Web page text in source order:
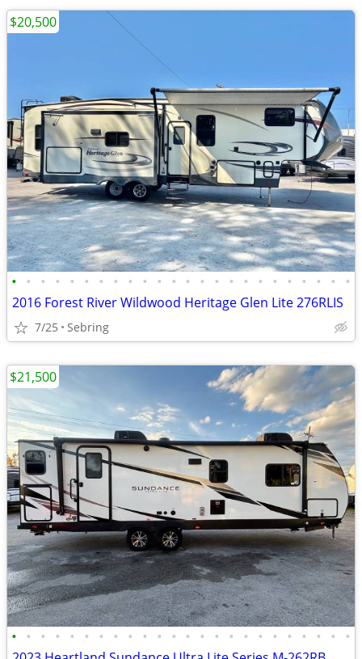
• • • • • • • • • • • • • • • • • • • • • • • •
2016 Forest River Wildwood Heritage Glen Lite 276RLIS
7/25 Sebring
$20,500
• • • • • • • • • • • • • • • • • • • • • • • •
$21,500